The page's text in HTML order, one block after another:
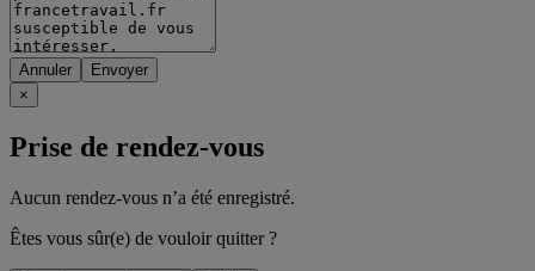
Annuler
×
Prise de rendez-vous
Aucun rendez-vous n’a été enregistré.
Êtes vous sûr(e) de vouloir quitter ?